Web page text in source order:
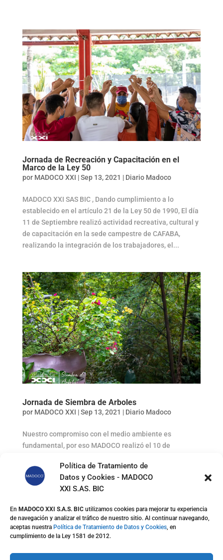
Política de Tratamiento de
Datos y Cookies - MADOCO
XXI S.AS. BIC
En MADOCO XXI S.A.S. BIC utilizamos cookies para mejorar tu experiencia
de navegación y analizar el tráfico de nuestro sitio. Al continuar navegando,
aceptas nuestra Política de Tratamiento de Datos y Cookies, en
cumplimiento de la Ley 1581 de 2012.
Jornada de Recreación y Capacitación en el
Marco de la Ley 50
por MADOCO XXI |Sep 13, 2021 | Diario Madoco
MADOCO XXI SAS BIC , Dando cumplimiento a lo
establecido en el artículo 21 de la Ley 50 de 1990, El día
11 de Septiembre realizó actividad recreativa, cultural y
de capacitación en la sede campestre de CAFABA,
realizando la integración de los trabajadores, el...
Jornada de Siembra de Arboles
por MADOCO XXI |Sep 13, 2021 | Diario Madoco
Nuestro compromiso con el medio ambiente es
fundamental, por eso MADOCO realizó el 10 de
limpieza con el fin de incentivar en nuestros
funcionarios el compromiso que tenemos los seres
humanos con la naturaleza, esta...